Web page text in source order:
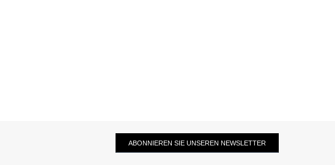
ABONNIEREN SIE UNSEREN NEWSLETTER